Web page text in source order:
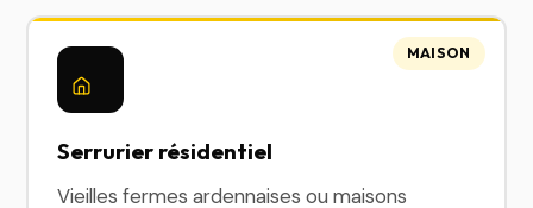
Serrurier résidentiel
Vieilles fermes ardennaises ou maisons
MAISON